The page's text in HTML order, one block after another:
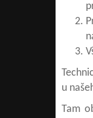
u
Tam